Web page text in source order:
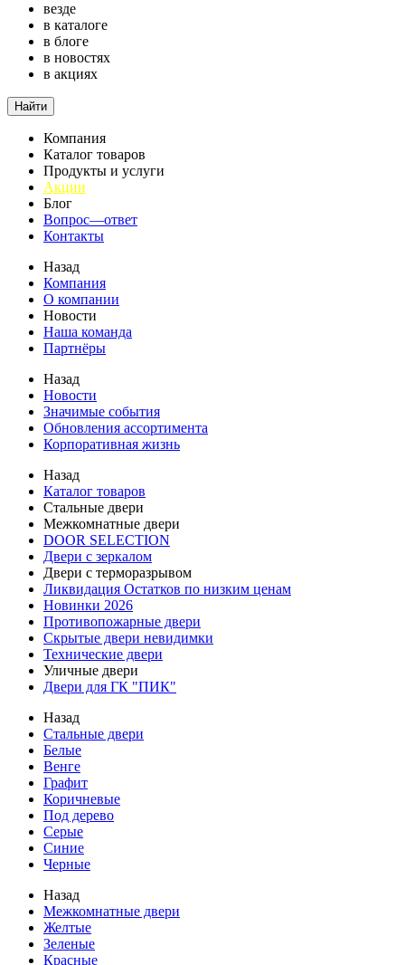
везде
в каталоге
в блоге
в новостях
в акциях
Найти
Компания
Каталог товаров
Продукты и услуги
Акции
Блог
Вопрос—ответ
Контакты
Назад
Компания
О компании
Новости
Наша команда
Партнёры
Назад
Новости
Значимые события
Обновления ассортимента
Корпоративная жизнь
Назад
Каталог товаров
Стальные двери
Межкомнатные двери
DOOR SELECTION
Двери с зеркалом
Двери с терморазрывом
Ликвидация Остатков по низким ценам
Новинки 2026
Противопожарные двери
Скрытые двери невидимки
Технические двери
Уличные двери
Двери для ГК "ПИК"
Назад
Стальные двери
Белые
Венге
Графит
Коричневые
Под дерево
Серые
Синие
Черные
Назад
Межкомнатные двери
Желтые
Зеленые
Красные